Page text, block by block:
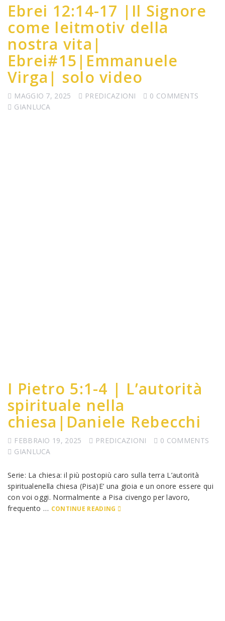
Ebrei 12:14-17 |Il Signore
come leitmotiv della
nostra vita|
Ebrei#15|Emmanuele
Virga| solo video
MAGGIO 7, 2025 PREDICAZIONI
0 COMMENTS
GIANLUCA
I Pietro 5:1-4 | L’autorità
spirituale nella
chiesa|Daniele Rebecchi
FEBBRAIO 19, 2025 PREDICAZIONI
0 COMMENTS
GIANLUCA
Serie: La chiesa: il più postopiù caro sulla terra L’autorità
spiritualenella chiesa (Pisa)E’ una gioia e un onore essere qui
con voi oggi. Normalmente a Pisa civengo per lavoro,
frequento … CONTINUE READING